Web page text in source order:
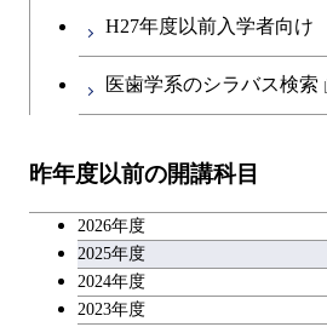
H27年度以前入学者向け
医歯学系のシラバス検索
昨年度以前の開講科目
2026年度
2025年度
2024年度
2023年度